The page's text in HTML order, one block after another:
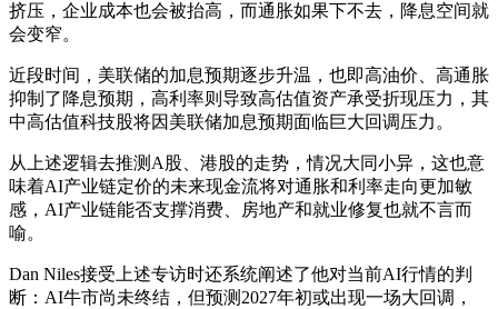
挤压，企业成本也会被抬高，而通胀如果下不去，降息空间就
会变窄。
近段时间，美联储的加息预期逐步升温，也即高油价、高通胀
抑制了降息预期，高利率则导致高估值资产承受折现压力，其
中高估值科技股将因美联储加息预期面临巨大回调压力。
从上述逻辑去推测A股、港股的走势，情况大同小异，这也意
味着AI产业链定价的未来现金流将对通胀和利率走向更加敏
感，AI产业链能否支撑消费、房地产和就业修复也就不言而
喻。
Dan Niles接受上述专访时还系统阐述了他对当前AI行情的判
断：AI牛市尚未终结，但预测2027年初或出现一场大回调，